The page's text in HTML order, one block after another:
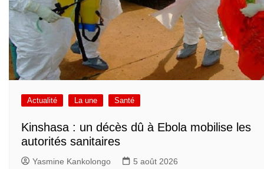
Actualité La une Santé
Kinshasa : un décès dû à Ebola mobilise les
autorités sanitaires
Yasmine Kankolongo 5 août 2026